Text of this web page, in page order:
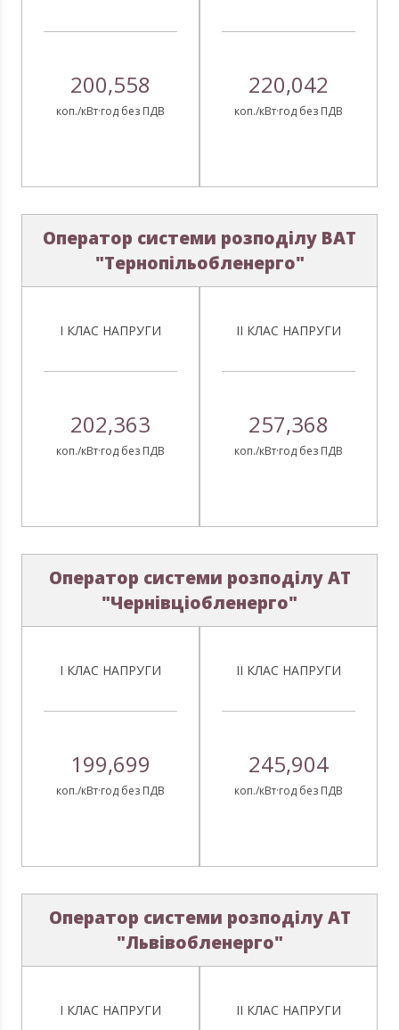
200,558
коп./кВт·год без ПДВ
220,042
коп./кВт·год без ПДВ
Оператор системи розподілу ВАТ
"Тернопільобленерго"
І КЛАС НАПРУГИ
202,363
коп./кВт·год без ПДВ
ІІ КЛАС НАПРУГИ
257,368
коп./кВт·год без ПДВ
Оператор системи розподілу АТ
"Чернівціобленерго"
І КЛАС НАПРУГИ
199,699
коп./кВт·год без ПДВ
ІІ КЛАС НАПРУГИ
245,904
коп./кВт·год без ПДВ
Оператор системи розподілу АТ
"Львівобленерго"
І КЛАС НАПРУГИ ІІ КЛАС НАПРУГИ